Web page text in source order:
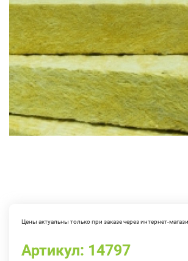
Цены актуальны только при заказе через интернет-
Артикул: 14797